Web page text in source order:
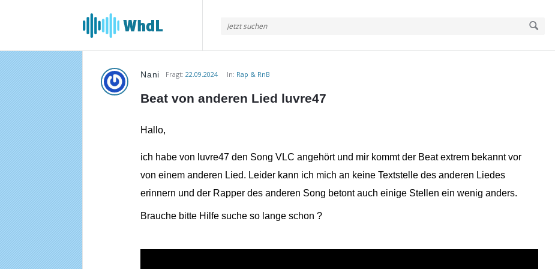
Musikforum
von
Musikforum
WieheisstdasLied.de
Neueste
Nani Fragt: 22.09.2024 In: Rap & RnB
Beat von anderen Lied luvre47
Hallo,
ich habe von luvre47 den Song VLC angehört und mir kommt der Beat extrem bekannt vor
von einem anderen Lied. Leider kann ich mich an keine Textstelle des anderen Liedes
erinnern und der Rapper des anderen Song betont auch einige Stellen ein wenig anders.
Brauche bitte Hilfe suche so lange schon ?